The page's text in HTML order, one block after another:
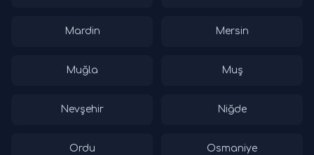
Mardin Mersin
Muğla Muş
Nevşehir Niğde
Ordu Osmaniye